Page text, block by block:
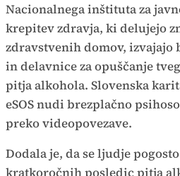
Nacionalnega inštituta za
krepitev zdravja, ki delujejo
zdravstvenih domov, izvajajo
in delavnice za opuščanje
pitja alkohola. Slovenska
eSOS nudi brezplačno
preko videopovezave.
Dodala je, da se ljudje